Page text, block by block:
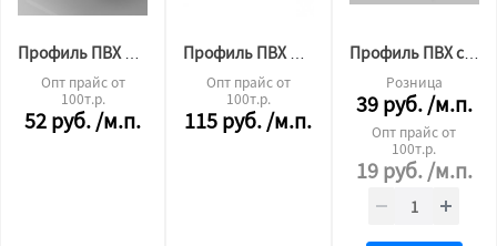
Профиль ПВХ разделительный 2.5м.п.
Опт прайс от
100т.р.
52руб./м.п.
Профиль ПВХ БП 40 евробрус 2.0м
Опт прайс от
100т.р.
115руб./м.п.
Профиль ПВХ стандарт стеновой 2.0м "СФЕРА"
Розница
39руб./м.п.
Опт прайс от
100т.р.
19руб./м.п.